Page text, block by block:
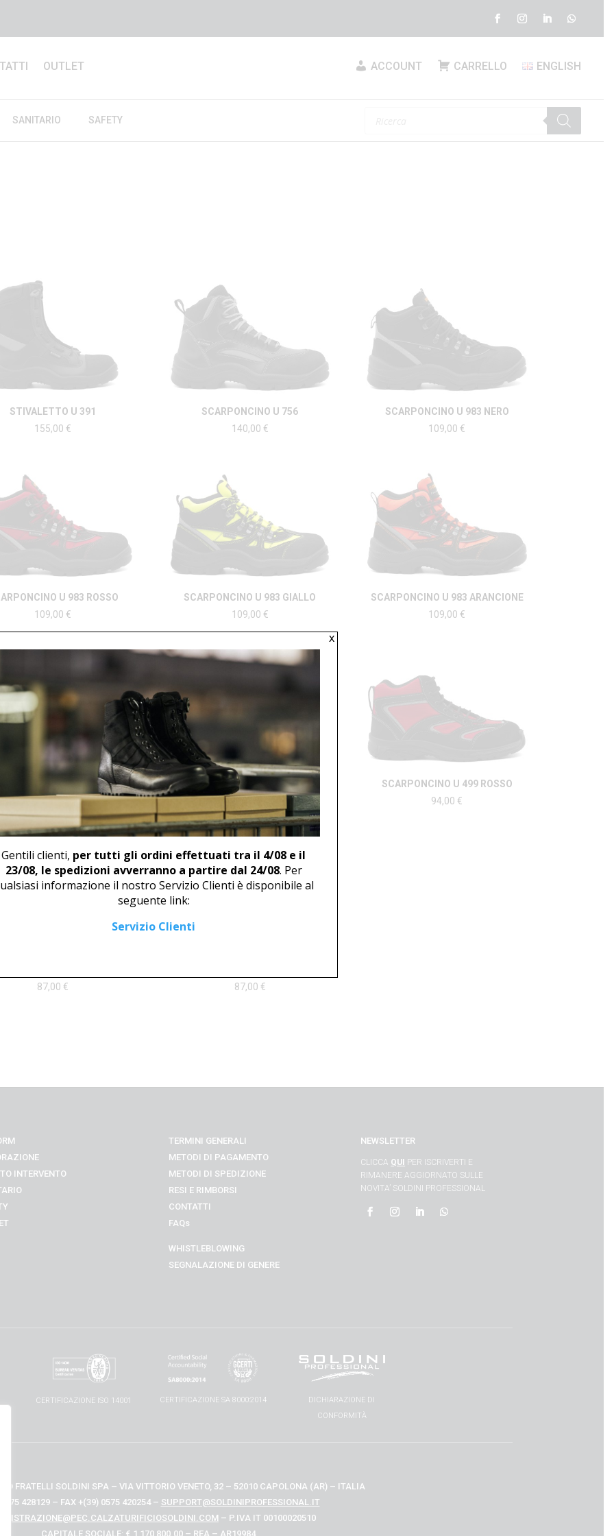
OUTLET ACCOUNT CARRELLO ENGLISH
SANITARIO SAFETY
STIVALETTO U 391
155,00 €
SCARPONCINO U 756
140,00 €
SCARPONCINO U 983 NERO
109,00 €
U 983 ROSSO
109,00 €
SCARPONCINO U 983 GIALLO
109,00 €
SCARPONCINO U 983 ARANCIONE
109,00 €
U 484 GIALLO
87,00€
SCARPONCINO U 499 GIALLO
SCARPONCINO U 499 ROSSO
94,00 €
87,00 €
87,00 €
INTERVENTO
TERMINI GENERALI
METODI DI PAGAMENTO
METODI DI SPEDIZIONE
RESI E RIMBORSI
CONTATTI
FAQs
WHISTLEBLOWING
SEGNALAZIONE DI GENERE
NEWSLETTER
CLICCA QUI
PER ISCRIVERTI E
RIMANERE AGGIORNATO SULLE
NOVITA’ SOLDINI PROFESSIONAL
CERTIFICAZIONE ISO 14001 CERTIFICAZIONE SA 8000:2014
DICHIARAZIONE DI
CONFORMITÀ
FRATELLI SOLDINI SPA – VIA VITTORIO VENETO, 32 – 52010 CAPOLONA (AR) – ITALIA
428129 – FAX +(39) 0575 420254 – SUPPORT@SOLDINIPROFESSIONAL.IT
– P.IVA IT 00100020510
CAPITALE SOCIALE: € 1,170,800.00 – REA – AR19984
Gentili clienti, per tutti gli ordini effettuati tra il 4/08 e il
23/08, le spedizioni avverranno a partire dal 24/08. Per
informazione il nostro Servizio Clienti è disponibile al
seguente link:
Servizio Clienti
x